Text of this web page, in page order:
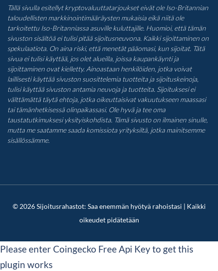
Tällä sivulla esitellyt kryptovaluuttatarjoukset eivät ole Iso-Britannian
taloudellisten markkinointimääräysten mukaisia eikä niitä ole
tarkoitettu Iso-Britanniassa asuville kuluttajille. Huomioi, että tämän
sivuston sisältöä ei tulisi pitää sijoitusneuvona. Kaikki sijoittaminen on
spekulaatiota. On aina riski, että menetät pääomasi, kun sijoitat. Tätä
sivua ei tulisi käyttää, jos olet alueilla, joissa kaupankäynti ja
sijoittaminen ovat kielletty. Ainoastaan henkilöiden, jotka voivat
laillisesti käyttää sivuston suosittelemia tuotteita ja sijoituskeinoja,
tulisi käyttää sivuston antamia neuvoja ja tuotteita. Sijoituksesi ei
välttämättä täytä ehtoja, jotka oikeuttaisivat vakuutukseen maassasi
tai tämänhetkisessä olinpaikassasi. Ole hyvä ja tee oma
taustatutkimuksesi yksityiskohdista. Tämä sivusto on ilmainen sinulle,
mutta me saatamme saada komissiota yrityksiltä, jotka mainitsemme
sisällössämme.
© 2026 Sijoitusrahastot: Saa enemmän hyötyä rahoistasi | Kaikki
oikeudet pidätetään
Please enter Coingecko Free Api Key to get this
plugin works